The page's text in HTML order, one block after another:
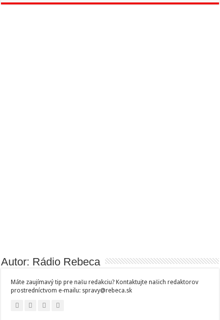
Autor: Rádio Rebeca
Máte zaujímavý tip pre našu redakciu? Kontaktujte našich redaktorov
prostredníctvom e-mailu: spravy@rebeca.sk